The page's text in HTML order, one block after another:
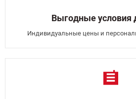
Выгодные условия
Индивидуальные цены и